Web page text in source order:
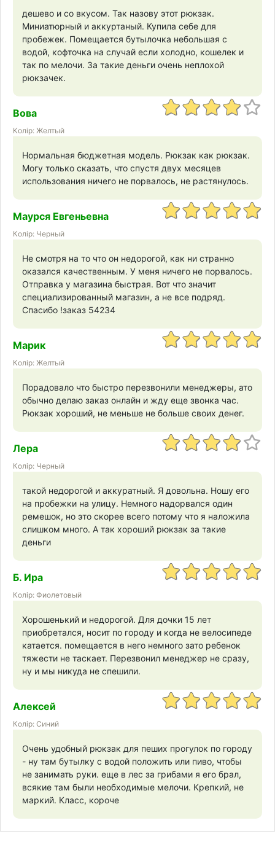
дешево и со вкусом. Так назову этот рюкзак.
Миниатюрный и аккуртаный. Купила себе для
пробежек. Помещается бутылочка небольшая с
водой, кофточка на случай если холодно, кошелек и
так по мелочи. За такие деньги очень неплохой
рюкзачек.
Вова
Колір: Желтый
Нормальная бюджетная модель. Рюкзак как рюкзак.
Могу только сказать, что спустя двух месяцев
использования ничего не порвалось, не растянулось.
Маурся Евгеньевна
Колір: Черный
Не смотря на то что он недорогой, как ни странно
оказался качественным. У меня ничего не порвалось.
Отправка у магазина быстрая. Вот что значит
специализированный магазин, а не все подряд.
Спасибо !заказ 54234
Марик
Колір: Желтый
Порадовало что быстро перезвонили менеджеры, ато
обычно делаю заказ онлайн и жду еще звонка час.
Рюкзак хороший, не меньше не больше своих денег.
Лера
Колір: Черный
такой недорогой и аккуратный. Я довольна. Ношу его
на пробежки на улицу. Немного надорвался один
ремешок, но это скорее всего потому что я наложила
слишком много. А так хороший рюкзак за такие
деньги
Б. Ира
Колір: Фиолетовый
Хорошенький и недорогой. Для дочки 15 лет
приобретался, носит по городу и когда не велосипеде
катается. помещается в него немного зато ребенок
тяжести не таскает. Перезвонил менеджер не сразу,
ну и мы никуда не спешили.
Алексей
Колір: Синий
Очень удобный рюкзак для пеших прогулок по городу
- ну там бутылку с водой положить или пиво, чтобы
не занимать руки. еще в лес за грибами я его брал,
всякие там были необходимые мелочи. Крепкий, не
маркий. Класс, короче